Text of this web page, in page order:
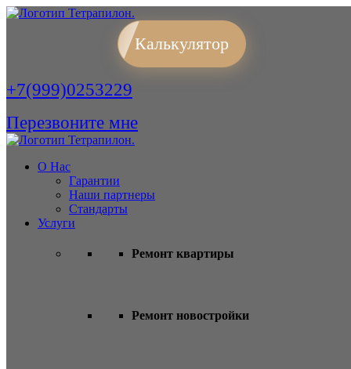
Калькулятор
+7(999)0253229
Перезвоните мне
О Нас
Гарантии
Наши партнеры
Стандарты
Услуги
Ремонт квартиры
Ремонт новостройки